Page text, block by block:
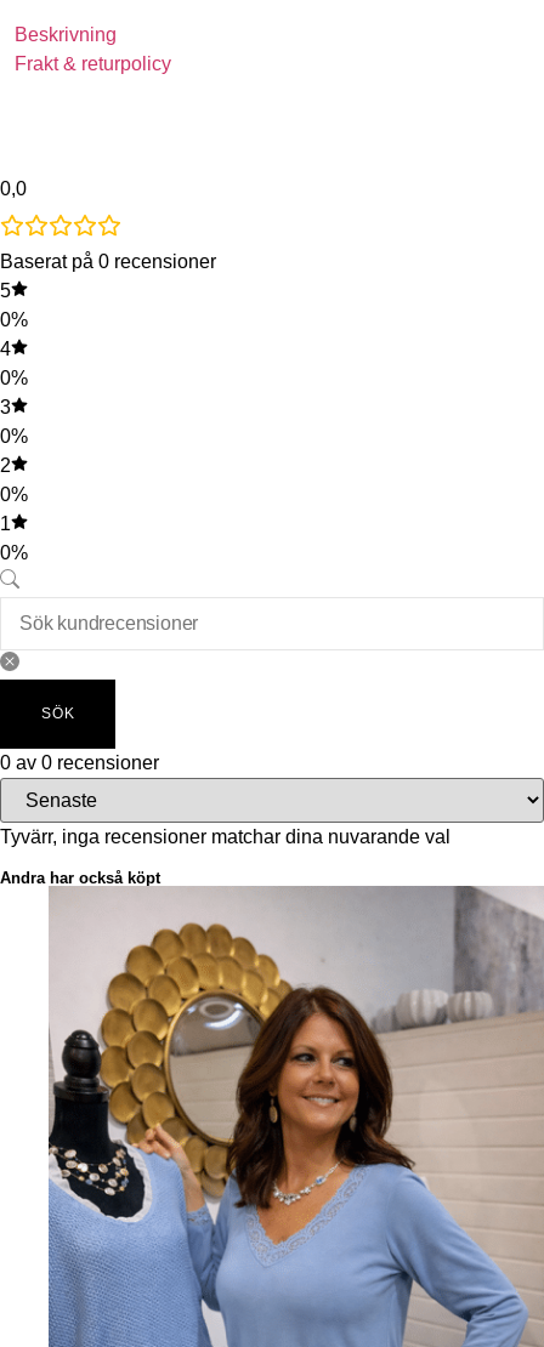
Beskrivning
Frakt & returpolicy
0,0
Baserat på 0 recensioner
5
0%
4
0%
3
0%
2
0%
1
0%
SÖK
0 av 0 recensioner
Tyvärr, inga recensioner matchar dina nuvarande val
Andra har också köpt